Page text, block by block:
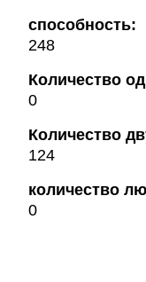
способность:
248
Количество
0
Количество
124
количество
0